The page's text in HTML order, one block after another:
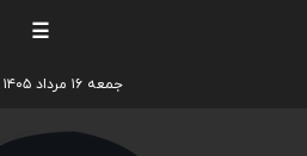
☰
جمعه ۱۶ مرداد ۱۴۰۵ - ۰۷:۰۲